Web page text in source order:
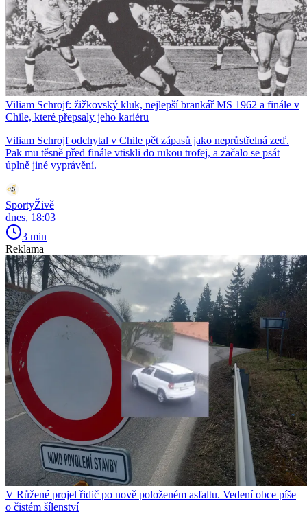
Viliam Schrojf: žižkovský kluk, nejlepší brankář MS 1962 a finále v
Chile, které přepsaly jeho kariéru
Viliam Schrojf odchytal v Chile pět zápasů jako neprůstřelná zeď.
Pak mu těsně před finále vtiskli do rukou trofej, a začalo se psát
úplně jiné vyprávění.
SportyŽivě
dnes, 18:03
3 min
Reklama
V Růžené projel řidič po nově položeném asfaltu. Vedení obce píše
o čistém šílenství